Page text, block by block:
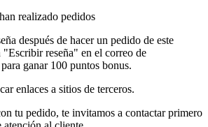
realizado pedidos
después de hacer un pedido de este
reseña" en el correo de
ganar 100 puntos bonus.
enlaces a sitios de terceros.
tu pedido, te invitamos a contactar primero